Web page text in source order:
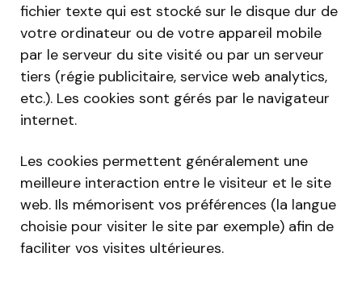
fichier texte qui est stocké sur le disque dur de
votre ordinateur ou de votre appareil mobile
par le serveur du site visité ou par un serveur
tiers (régie publicitaire, service web analytics,
etc.). Les cookies sont gérés par le navigateur
internet.
Les cookies permettent généralement une
meilleure interaction entre le visiteur et le site
web. Ils mémorisent vos préférences (la langue
choisie pour visiter le site par exemple) afin de
faciliter vos visites ultérieures.